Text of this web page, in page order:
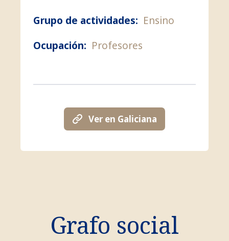
Grupo de actividades: Ensino
Ocupación: Profesores
Ver en Galiciana
Grafo social